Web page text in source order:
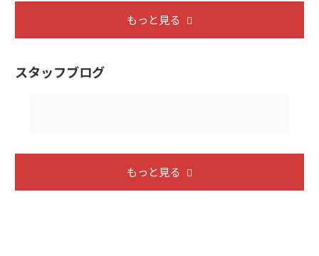
もっと見る
スタッフブログ
もっと見る